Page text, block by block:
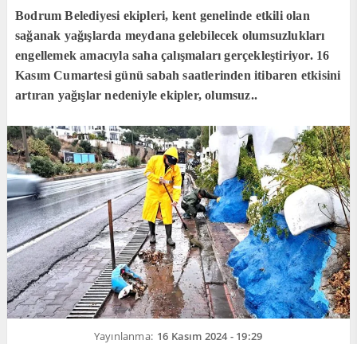
Bodrum Belediyesi ekipleri, kent genelinde etkili olan
sağanak yağışlarda meydana gelebilecek olumsuzlukları
engellemek amacıyla saha çalışmaları gerçekleştiriyor. 16
Kasım Cumartesi günü sabah saatlerinden itibaren etkisini
artıran yağışlar nedeniyle ekipler, olumsuz..
Yayınlanma: 16 Kasım 2024 - 19:29